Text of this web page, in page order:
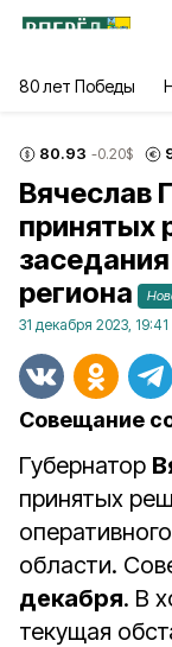
80 лет Победы
80.93 -0.20$
Вячеслав
принятых
региона
31 декабря 2023, 19:41
Совещание
Губернатор
принятых
области.
декабря. В
текущая